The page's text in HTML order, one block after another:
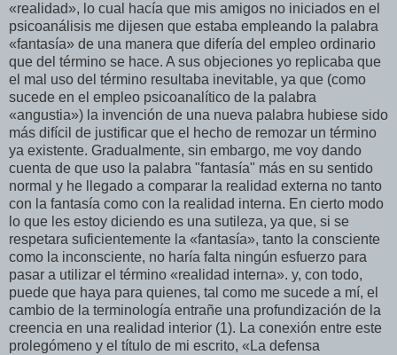
«realidad», lo cual hacía que mis amigos no iniciados en el
psicoanálisis me dijesen que estaba empleando la palabra
«fantasía» de una manera que difería del empleo ordinario
que del término se hace. A sus objeciones yo replicaba que
el mal uso del término resultaba inevitable, ya que (como
sucede en el empleo psicoanalítico de la palabra
«angustia») la invención de una nueva palabra hubiese sido
más difícil de justificar que el hecho de remozar un término
ya existente. Gradualmente, sin embargo, me voy dando
cuenta de que uso la palabra "fantasía" más en su sentido
normal y he llegado a comparar la realidad externa no tanto
con la fantasía como con la realidad interna. En cierto modo
lo que les estoy diciendo es una sutileza, ya que, si se
respetara suficientemente la «fantasía», tanto la consciente
como la inconsciente, no haría falta ningún esfuerzo para
pasar a utilizar el término «realidad interna». y, con todo,
puede que haya para quienes, tal como me sucede a mí, el
cambio de la terminología entrañe una profundización de la
creencia en una realidad interior (1). La conexión entre este
prolegómeno y el título de mi escrito, «La defensa